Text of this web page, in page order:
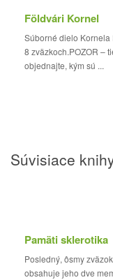
Földvári Kornel
Súborné dielo Kornela
8 zväzkoch.POZOR –
objednajte, kým sú ...
Súvisiace
Pamäti sklerotika
Posledný, ôsmy
obsahuje jeho dve